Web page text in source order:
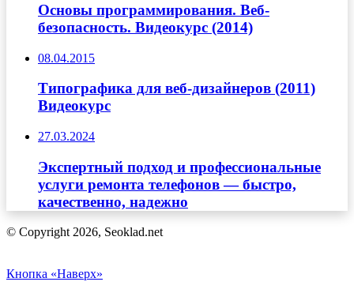
Основы программирования. Веб-
безопасность. Видеокурс (2014)
08.04.2015
Типографика для веб-дизайнеров (2011)
Видеокурс
27.03.2024
Экспертный подход и профессиональные
услуги ремонта телефонов — быстро,
качественно, надежно
© Copyright 2026, Seoklad.net
Кнопка «Наверх»